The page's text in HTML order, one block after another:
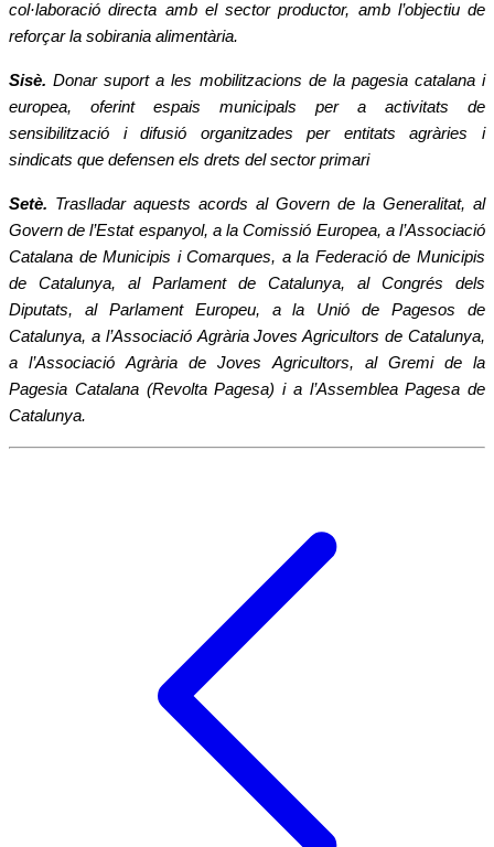
col·laboraciódirecta amb el sector productor, amb l’objectiu de
reforçar la sobirania alimentària.
Sisè.Donar suport a les mobilitzacions de la pagesia catalana i
europea, oferint espais municipals per a activitats de
sensibilització i difusió organitzades per entitats agràries i
sindicats que defensen els drets del sector primari
Setè. Traslladar aquests acords al Govern de la Generalitat, al
Govern de l’Estat espanyol, a la Comissió Europea, a l’Associació
Catalana de Municipis i Comarques, a la Federacióde Municipis
de Catalunya, al Parlament de Catalunya, al Congrés dels
Diputats, al Parlament Europeu, a la Unióde Pagesos de
Catalunya, a l’AssociacióAgrària Joves Agricultors de Catalunya,
a l’AssociacióAgrària de Joves Agricultors, al Gremi de la
Pagesia Catalana (Revolta Pagesa) i a l’Assemblea Pagesa de
Catalunya.